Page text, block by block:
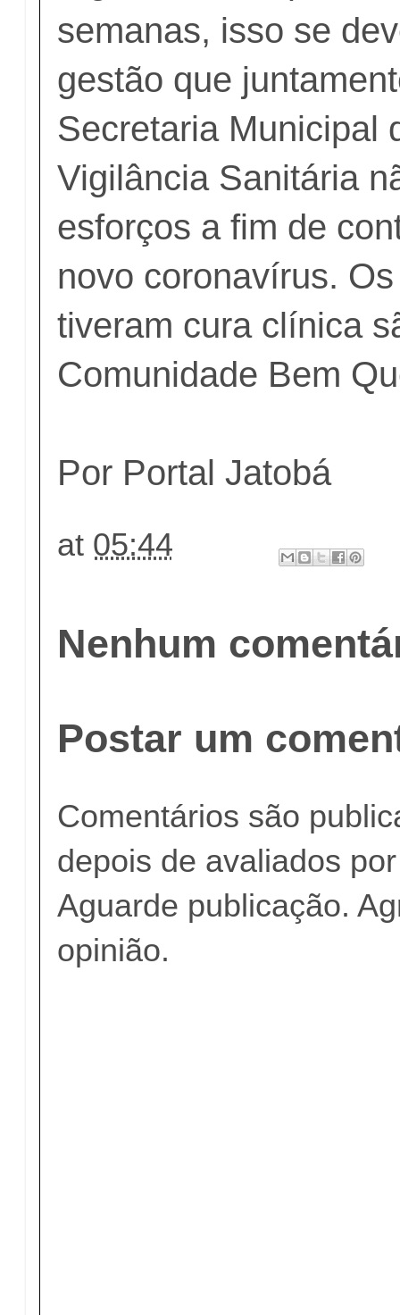
semanas, isso se
gestão que
Secretaria Municipal
Vigilância Sanitária
esforços a fim de
novo coronavírus.
tiveram cura clínica
Comunidade Bem
Por Portal Jatobá
at 05:44
Nenhum
Postar um
Comentários são
depois de avaliados
Aguarde publicação.
opinião.